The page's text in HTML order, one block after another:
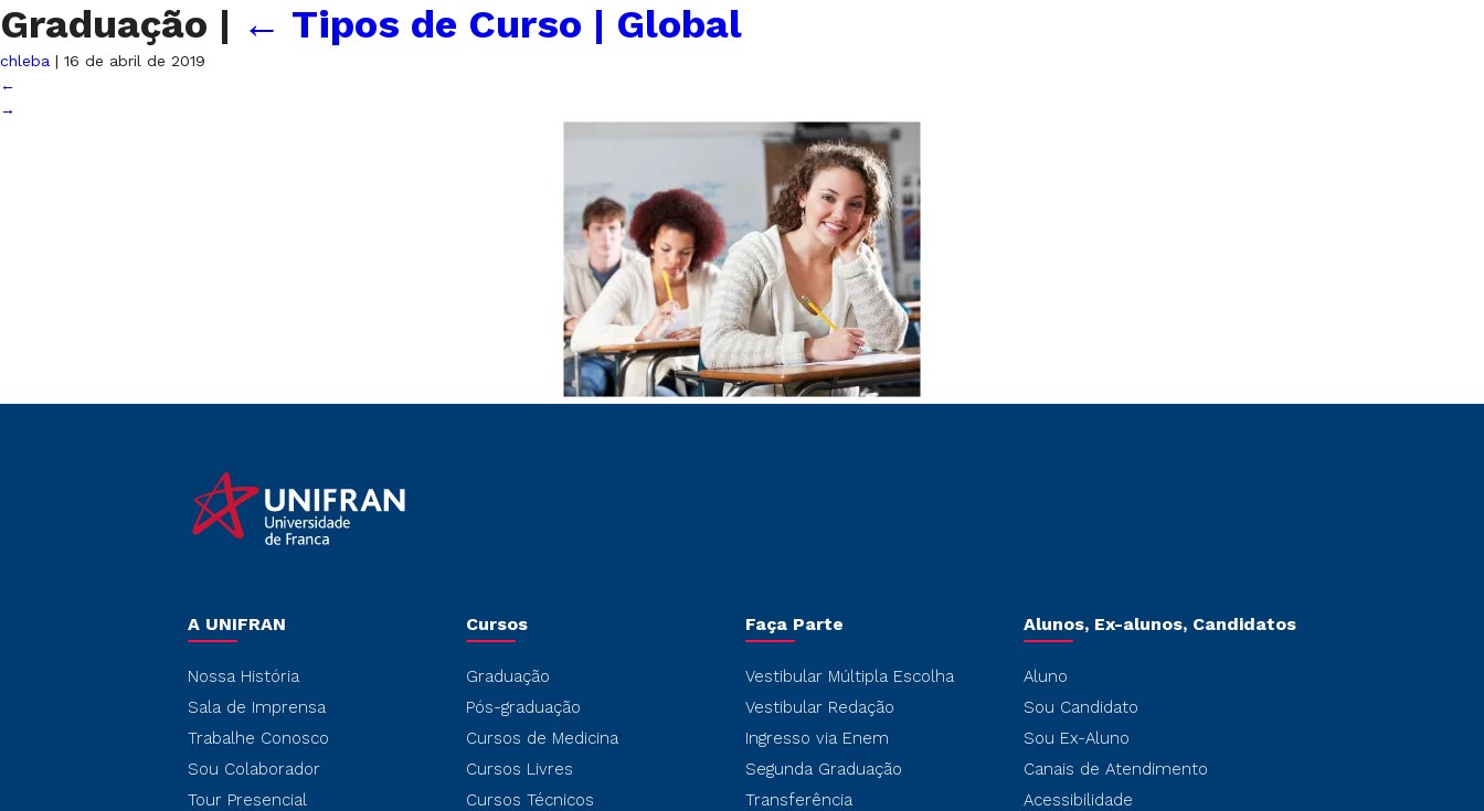
Graduação | ← Tipos de Curso | Global
chleba | 16 de abril de 2019
←
→
A UNIFRAN
Nossa História
Sala de Imprensa
Trabalhe Conosco
Sou Colaborador
Tour Presencial
Cursos
Graduação
Pós-graduação
Cursos de Medicina
Cursos Livres
Cursos Técnicos
Faça Parte
Vestibular Múltipla Escolha
Vestibular Redação
Ingresso via Enem
Segunda Graduação
Transferência
Alunos, Ex-alunos, Candidatos
Aluno
Sou Candidato
Sou Ex-Aluno
Canais de Atendimento
Acessibilidade